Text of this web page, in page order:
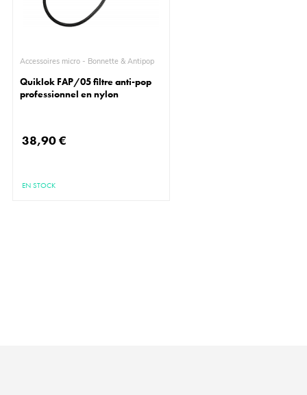
Accessoires micro - Bonnette & Antipop
Quiklok FAP/05 filtre anti-pop
professionnel en nylon
38,90 €
EN STOCK